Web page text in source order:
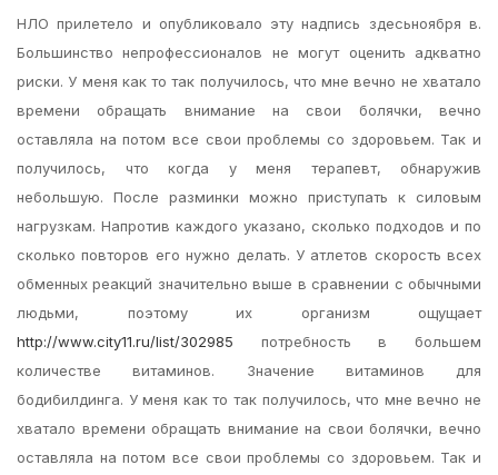
НЛО прилетело и опубликовало эту надпись здесьноября в.
Большинство непрофессионалов не могут оценить адкватно
риски. У меня как то так получилось, что мне вечно не хватало
времени обращать внимание на свои болячки, вечно
оставляла на потом все свои проблемы со здоровьем. Так и
получилось, что когда у меня терапевт, обнаружив
небольшую. После разминки можно приступать к силовым
нагрузкам. Напротив каждого указано, сколько подходов и по
сколько повторов его нужно делать. У атлетов скорость всех
обменных реакций значительно выше в сравнении с обычными
людьми, поэтому их организм ощущает
http://www.city11.ru/list/302985 потребность в большем
количестве витаминов. Значение витаминов для
бодибилдинга. У меня как то так получилось, что мне вечно не
хватало времени обращать внимание на свои болячки, вечно
оставляла на потом все свои проблемы со здоровьем. Так и